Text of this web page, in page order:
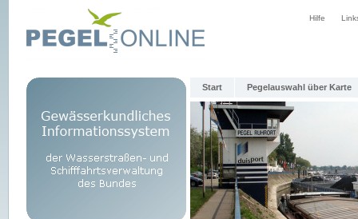
Hilfe
Start Pegelauswahl über Karte